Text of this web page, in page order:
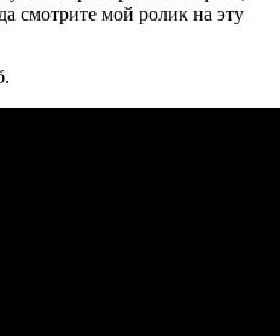
смотрите мой ролик на эту